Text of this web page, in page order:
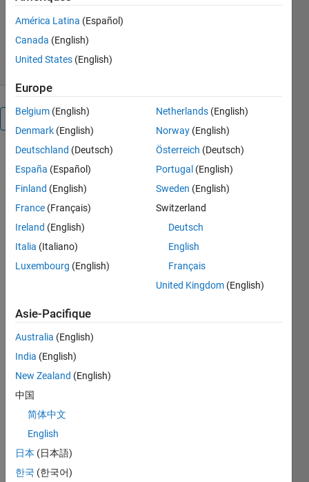
Version 1.1.1
(66,3 ko)
19 téléchargements
11 sept. 2022
Présentation
Matlab does
not provide
a general,
object
display
function, like
toString()
it hard to
write generic
can do
concise
debugging
display of
objects,
which is
useful for
logging,
error
América Latina (Español)
Canada (English)
United States (English)
Europe
Belgium (English)
Denmark (English)
Deutschland (Deutsch)
España (Español)
Finland (English)
France (Français)
Ireland (English)
Italia (Italiano)
Luxembourg (English)
Netherlands (English)
Norway (English)
Österreich (Deutsch)
Portugal (English)
Sweden (English)
Switzerland
Deutsch
English
Français
United Kingdom (English)
Asie-Pacifique
Australia (English)
India (English)
New Zealand (English)
中国
简体中文
English
日本 (日本語)
한국 (한국어)